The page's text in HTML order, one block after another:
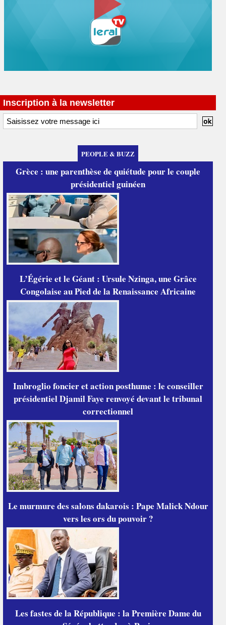
Inscription à la newsletter
PEOPLE & BUZZ
Grèce : une parenthèse de quiétude pour le couple
présidentiel guinéen
L’Égérie et le Géant : Ursule Nzinga, une Grâce
Congolaise au Pied de la Renaissance Africaine
Imbroglio foncier et action posthume : le conseiller
présidentiel Djamil Faye renvoyé devant le tribunal
correctionnel
Le murmure des salons dakarois : Pape Malick Ndour
vers les ors du pouvoir ?
Les fastes de la République : la Première Dame du